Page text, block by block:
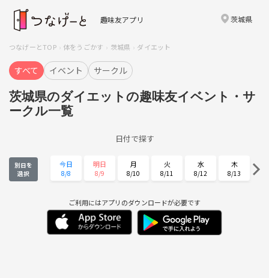
趣味友アプリ 茨城県
つなげーとTOP 体をうごかす 茨城県 ダイエット
すべて イベント サークル
茨城県のダイエットの趣味友イベント・サ
ークル一覧
日付で探す
別日を
選択
今日
8/8
明日
8/9
月
8/10
火
8/11
水
8/12
木
8/13
8/14 8/15 8/16 8/17 8/18
木
8/20
金
8/21
日
8/23
月
8/24
ご利用にはアプリのダウンロードが必要です